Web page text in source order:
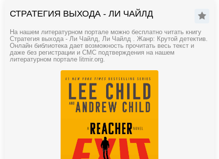
СТРАТЕГИЯ ВЫХОДА - ЛИ ЧАЙЛД
На нашем литературном портале можно бесплатно читать книгу
Стратегия выхода - Ли Чайлд, Ли Чайлд . Жанр: Крутой детектив.
Онлайн библиотека дает возможность прочитать весь текст и
даже без регистрации и СМС подтверждения на нашем
литературном портале litmir.org.